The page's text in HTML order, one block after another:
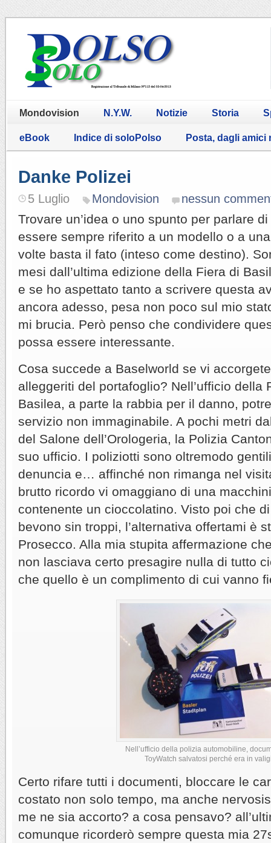
Mondovision N.Y.W. Notizie Storia
eBook Indice di soloPolso Posta, dagli amici
Danke Polizei
5 Luglio Mondovision nessun
Trovare un’idea o uno spunto per parlare
essere sempre riferito a un modello o a
volte basta il fato (inteso come destino).
mesi dall’ultima edizione della Fiera di
e se ho aspettato tanto a scrivere questa
ancora adesso, pesa non poco sul mio
mi brucia. Però penso che condividere
possa essere interessante.
Cosa succede a Baselworld se vi
alleggeriti del portafoglio? Nell’ufficio della
Basilea, a parte la rabbia per il danno,
servizio non immaginabile. A pochi metri
del Salone dell’Orologeria, la Polizia
suo ufficio. I poliziotti sono oltremodo
denuncia e… affinché non rimanga nel
brutto ricordo vi omaggiano di una
contenente un cioccolatino. Visto poi che
bevono sin troppi, l’alternativa offertami è
Prosecco. Alla mia stupita affermazione
non lasciava certo presagire nulla di tutto
che quello è un complimento di cui vanno
Nell’ufficio della polizia automobiline,
ToyWatch salvatosi perché era in
Certo rifare tutti i documenti, bloccare le
costato non solo tempo, ma anche
me ne sia accorto? a cosa pensavo?
comunque ricorderò sempre questa mia